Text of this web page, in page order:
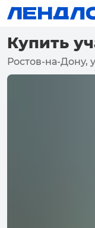
Купить
Ростов-на-Дону,